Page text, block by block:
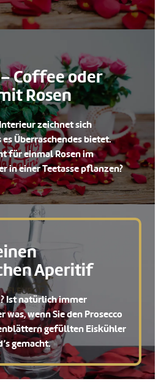
Coffee oder
Rosen
zeichnet sich
es Überraschendes bietet.
für einmal Rosen im
in einer Teetasse pflanzen?
Aperitif
Ist natürlich immer
wenn Sie den Prosecco
gefüllten Eiskühler
gemacht.